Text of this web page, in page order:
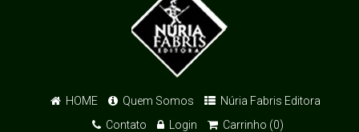
HOME Quem Somos
Núria Fabris Editora
Contato
Login Carrinho (0)